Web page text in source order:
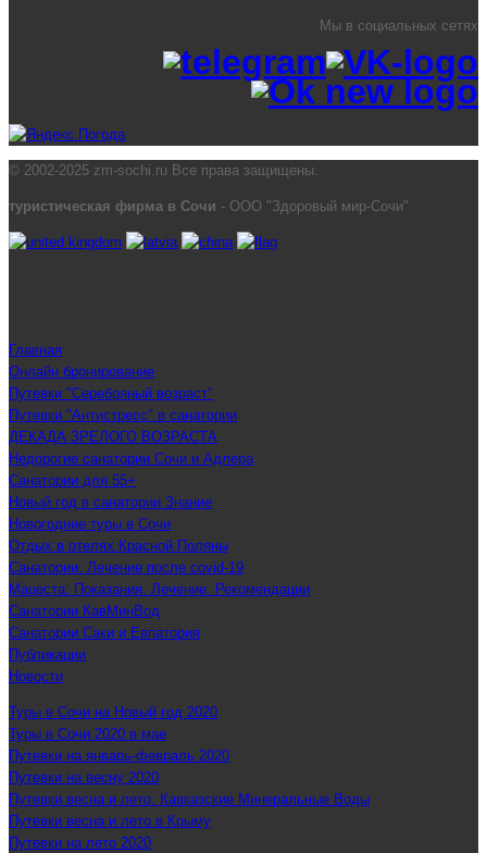
Мы в социальных сетях
© 2002-2025 zm-sochi.ru Все права защищены.
туристическая фирма в Сочи - ООО "Здоровый мир-Сочи"
Главная
Онлайн бронирование
Путевки "Серебряный возраст"
Путевки "Антистресс" в санатории
ДЕКАДА ЗРЕЛОГО ВОЗРАСТА
Недорогие санатории Сочи и Адлера
Санатории для 55+
Новый год в санатории Знание
Новогодние туры в Сочи
Отдых в отелях Красной Поляны
Санатории: Лечение после covid-19
Мацеста: Показания. Лечение. Рекомендации
Санатории КавМинВод
Санатории Саки и Евпатория
Публикации
Новости
Туры в Сочи на Новый год 2020
Туры в Сочи 2020 в мае
Путевки на январь-февраль 2020
Путевки на весну 2020
Путевки весна и лето. Кавказские Минеральные Воды
Путевки весна и лето в Крыму
Путевки на лето 2020